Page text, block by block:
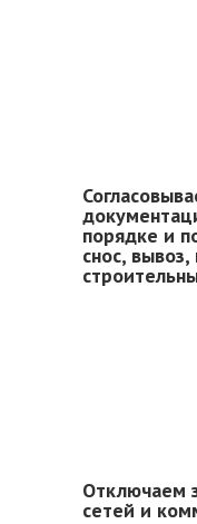
порядке и
снос,
Отключаем
сетей и